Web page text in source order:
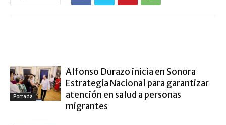
Portada
Alfonso Durazo inicia en Sonora
Estrategia Nacional para garantizar
atención en salud a personas
migrantes